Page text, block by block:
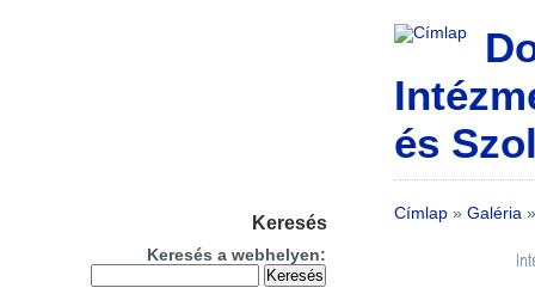
és
Címlap » Galéria
Keresés
Keresés a webhelyen: